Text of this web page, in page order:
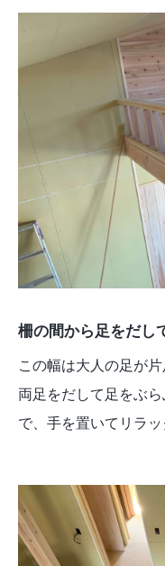
柵の間から足をだし
この幅は大人の足が
両足をだして足をぶ
で、手を置いてリラッ